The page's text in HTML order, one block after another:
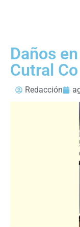
Daños
Cutral Co
Redacción